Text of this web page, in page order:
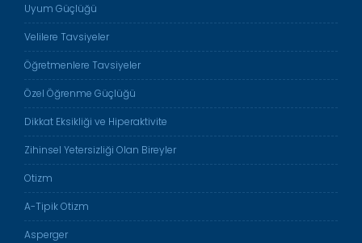
Uyum Güçlüğü
Velilere Tavsiyeler
Öğretmenlere Tavsiyeler
Özel Öğrenme Güçlüğü
Dikkat Eksikliği ve Hiperaktivite
Zihinsel Yetersizliği Olan Bireyler
Otizm
A-Tipik Otizm
Asperger